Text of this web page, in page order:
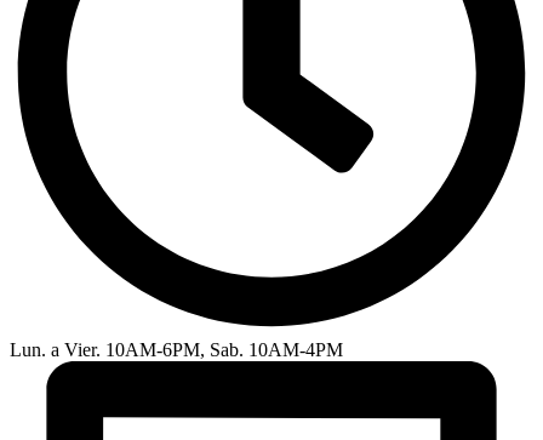
Lun. a Vier. 10AM-6PM, Sab. 10AM-4PM